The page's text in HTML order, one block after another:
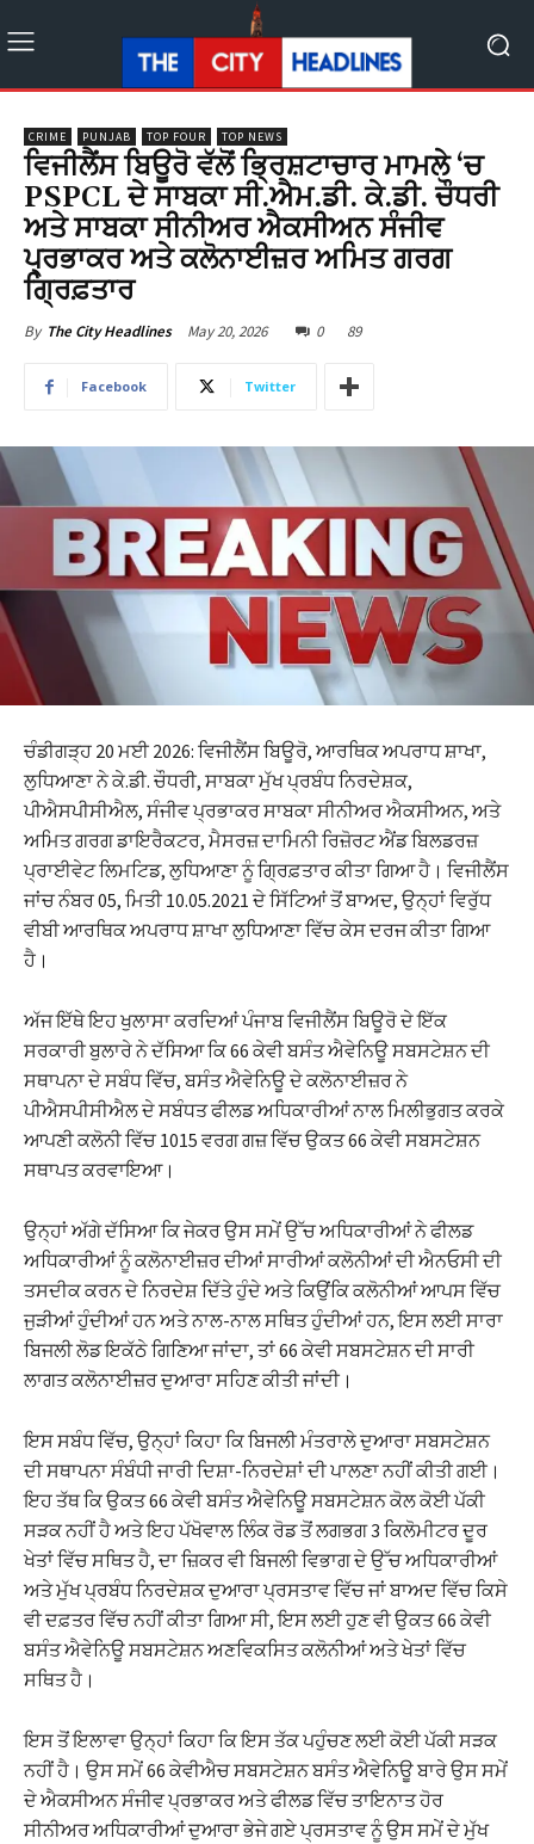
CRIME PUNJAB TOP FOUR TOP NEWS
ਵਿਜੀਲੈਂਸ ਬਿਊਰੋ ਵੱਲੋਂ ਭ੍ਰਿਸ਼ਟਾਚਾਰ ਮਾਮਲੇ ‘ਚ
PSPCL ਦੇ ਸਾਬਕਾ ਸੀ.ਐਮ.ਡੀ. ਕੇ.ਡੀ. ਚੌਧਰੀ
ਅਤੇ ਸਾਬਕਾ ਸੀਨੀਅਰ ਐਕਸੀਅਨ ਸੰਜੀਵ
ਪ੍ਰਭਾਕਰ ਅਤੇ ਕਲੋਨਾਈਜ਼ਰ ਅਮਿਤ ਗਰਗ
ਗ੍ਰਿਫ਼ਤਾਰ
By The City Headlines May 20, 2026 0 89
Facebook Twitter
ਚੰਡੀਗੜ੍ਹ 20 ਮਈ 2026: ਵਿਜੀਲੈਂਸ ਬਿਊਰੋ, ਆਰਥਿਕ ਅਪਰਾਧ ਸ਼ਾਖਾ,
ਲੁਧਿਆਣਾ ਨੇ ਕੇ.ਡੀ. ਚੌਧਰੀ, ਸਾਬਕਾ ਮੁੱਖ ਪ੍ਰਬੰਧ ਨਿਰਦੇਸ਼ਕ,
ਪੀਐਸਪੀਸੀਐਲ, ਸੰਜੀਵ ਪ੍ਰਭਾਕਰ ਸਾਬਕਾ ਸੀਨੀਅਰ ਐਕਸੀਅਨ, ਅਤੇ
ਅਮਿਤ ਗਰਗ ਡਾਇਰੈਕਟਰ, ਮੈਸਰਜ਼ ਦਾਮਿਨੀ ਰਿਜ਼ੋਰਟ ਐਂਡ ਬਿਲਡਰਜ਼
ਪ੍ਰਾਈਵੇਟ ਲਿਮਟਿਡ, ਲੁਧਿਆਣਾ ਨੂੰ ਗ੍ਰਿਫ਼ਤਾਰ ਕੀਤਾ ਗਿਆ ਹੈ। ਵਿਜੀਲੈਂਸ
ਜਾਂਚ ਨੰਬਰ 05, ਮਿਤੀ 10.05.2021 ਦੇ ਸਿੱਟਿਆਂ ਤੋਂ ਬਾਅਦ, ਉਨ੍ਹਾਂ ਵਿਰੁੱਧ
ਵੀਬੀ ਆਰਥਿਕ ਅਪਰਾਧ ਸ਼ਾਖਾ ਲੁਧਿਆਣਾ ਵਿੱਚ ਕੇਸ ਦਰਜ ਕੀਤਾ ਗਿਆ
ਹੈ।
ਅੱਜ ਇੱਥੇ ਇਹ ਖੁਲਾਸਾ ਕਰਦਿਆਂ ਪੰਜਾਬ ਵਿਜੀਲੈਂਸ ਬਿਊਰੋ ਦੇ ਇੱਕ
ਸਰਕਾਰੀ ਬੁਲਾਰੇ ਨੇ ਦੱਸਿਆ ਕਿ 66 ਕੇਵੀ ਬਸੰਤ ਐਵੇਨਿਊ ਸਬਸਟੇਸ਼ਨ ਦੀ
ਸਥਾਪਨਾ ਦੇ ਸਬੰਧ ਵਿੱਚ, ਬਸੰਤ ਐਵੇਨਿਊ ਦੇ ਕਲੋਨਾਈਜ਼ਰ ਨੇ
ਪੀਐਸਪੀਸੀਐਲ ਦੇ ਸਬੰਧਤ ਫੀਲਡ ਅਧਿਕਾਰੀਆਂ ਨਾਲ ਮਿਲੀਭੁਗਤ ਕਰਕੇ
ਆਪਣੀ ਕਲੋਨੀ ਵਿੱਚ 1015 ਵਰਗ ਗਜ਼ ਵਿੱਚ ਉਕਤ 66 ਕੇਵੀ ਸਬਸਟੇਸ਼ਨ
ਸਥਾਪਤ ਕਰਵਾਇਆ।
ਉਨ੍ਹਾਂ ਅੱਗੇ ਦੱਸਿਆ ਕਿ ਜੇਕਰ ਉਸ ਸਮੇਂ ਉੱਚ ਅਧਿਕਾਰੀਆਂ ਨੇ ਫੀਲਡ
ਅਧਿਕਾਰੀਆਂ ਨੂੰ ਕਲੋਨਾਈਜ਼ਰ ਦੀਆਂ ਸਾਰੀਆਂ ਕਲੋਨੀਆਂ ਦੀ ਐਨਓਸੀ ਦੀ
ਤਸਦੀਕ ਕਰਨ ਦੇ ਨਿਰਦੇਸ਼ ਦਿੱਤੇ ਹੁੰਦੇ ਅਤੇ ਕਿਉਂਕਿ ਕਲੋਨੀਆਂ ਆਪਸ ਵਿੱਚ
ਜੁੜੀਆਂ ਹੁੰਦੀਆਂ ਹਨ ਅਤੇ ਨਾਲ-ਨਾਲ ਸਥਿਤ ਹੁੰਦੀਆਂ ਹਨ, ਇਸ ਲਈ ਸਾਰਾ
ਬਿਜਲੀ ਲੋਡ ਇਕੱਠੇ ਗਿਣਿਆ ਜਾਂਦਾ, ਤਾਂ 66 ਕੇਵੀ ਸਬਸਟੇਸ਼ਨ ਦੀ ਸਾਰੀ
ਲਾਗਤ ਕਲੋਨਾਈਜ਼ਰ ਦੁਆਰਾ ਸਹਿਣ ਕੀਤੀ ਜਾਂਦੀ।
ਇਸ ਸਬੰਧ ਵਿੱਚ, ਉਨ੍ਹਾਂ ਕਿਹਾ ਕਿ ਬਿਜਲੀ ਮੰਤਰਾਲੇ ਦੁਆਰਾ ਸਬਸਟੇਸ਼ਨ
ਦੀ ਸਥਾਪਨਾ ਸੰਬੰਧੀ ਜਾਰੀ ਦਿਸ਼ਾ-ਨਿਰਦੇਸ਼ਾਂ ਦੀ ਪਾਲਣਾ ਨਹੀਂ ਕੀਤੀ ਗਈ।
ਇਹ ਤੱਥ ਕਿ ਉਕਤ 66 ਕੇਵੀ ਬਸੰਤ ਐਵੇਨਿਊ ਸਬਸਟੇਸ਼ਨ ਕੋਲ ਕੋਈ ਪੱਕੀ
ਸੜਕ ਨਹੀਂ ਹੈ ਅਤੇ ਇਹ ਪੱਖੋਵਾਲ ਲਿੰਕ ਰੋਡ ਤੋਂ ਲਗਭਗ 3 ਕਿਲੋਮੀਟਰ ਦੂਰ
ਖੇਤਾਂ ਵਿੱਚ ਸਥਿਤ ਹੈ, ਦਾ ਜ਼ਿਕਰ ਵੀ ਬਿਜਲੀ ਵਿਭਾਗ ਦੇ ਉੱਚ ਅਧਿਕਾਰੀਆਂ
ਅਤੇ ਮੁੱਖ ਪ੍ਰਬੰਧ ਨਿਰਦੇਸ਼ਕ ਦੁਆਰਾ ਪ੍ਰਸਤਾਵ ਵਿੱਚ ਜਾਂ ਬਾਅਦ ਵਿੱਚ ਕਿਸੇ
ਵੀ ਦਫ਼ਤਰ ਵਿੱਚ ਨਹੀਂ ਕੀਤਾ ਗਿਆ ਸੀ, ਇਸ ਲਈ ਹੁਣ ਵੀ ਉਕਤ 66 ਕੇਵੀ
ਬਸੰਤ ਐਵੇਨਿਊ ਸਬਸਟੇਸ਼ਨ ਅਣਵਿਕਸਿਤ ਕਲੋਨੀਆਂ ਅਤੇ ਖੇਤਾਂ ਵਿੱਚ
ਸਥਿਤ ਹੈ।
ਇਸ ਤੋਂ ਇਲਾਵਾ ਉਨ੍ਹਾਂ ਕਿਹਾ ਕਿ ਇਸ ਤੱਕ ਪਹੁੰਚਣ ਲਈ ਕੋਈ ਪੱਕੀ ਸੜਕ
ਨਹੀਂ ਹੈ। ਉਸ ਸਮੇਂ 66 ਕੇਵੀਐਚ ਸਬਸਟੇਸ਼ਨ ਬਸੰਤ ਐਵੇਨਿਊ ਬਾਰੇ ਉਸ ਸਮੇਂ
ਦੇ ਐਕਸੀਅਨ ਸੰਜੀਵ ਪ੍ਰਭਾਕਰ ਅਤੇ ਫੀਲਡ ਵਿੱਚ ਤਾਇਨਾਤ ਹੋਰ
ਸੀਨੀਅਰ ਅਧਿਕਾਰੀਆਂ ਦੁਆਰਾ ਭੇਜੇ ਗਏ ਪ੍ਰਸਤਾਵ ਨੂੰ ਉਸ ਸਮੇਂ ਦੇ ਮੁੱਖ